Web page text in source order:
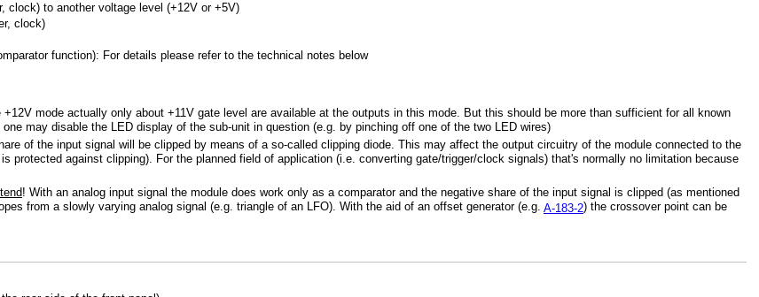
clock) to another voltage level (+12V or +5V)
clock)
function): For details please refer to the technical notes below
mode actually only about +11V gate level are available at the outputs in this mode. But this should be more than sufficient for all known
may disable the LED display of the sub-unit in question (e.g. by pinching off one of the two LED wires)
of the input signal will be clipped by means of a so-called clipping diode. This may affect the output circuitry of the module connected to the
protected against clipping). For the planned field of application (i.e. converting gate/trigger/clock signals) that's normally no limitation because
! With an analog input signal the module does work only as a comparator and the negative share of the input signal is clipped (as mentioned
from a slowly varying analog signal (e.g. triangle of an LFO). With the aid of an offset generator (e.g. A-183-2) the crossover point can be